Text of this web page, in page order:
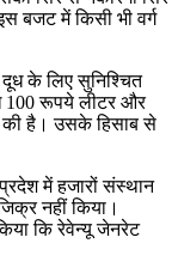
बजट में किसी भी वर्ग
के लिए सुनिश्चित
100 रूपये लीटर और
की है। उसके हिसाब से
में हजारों संस्थान
नहीं किया।
कि रेवेन्यू जेनरेट